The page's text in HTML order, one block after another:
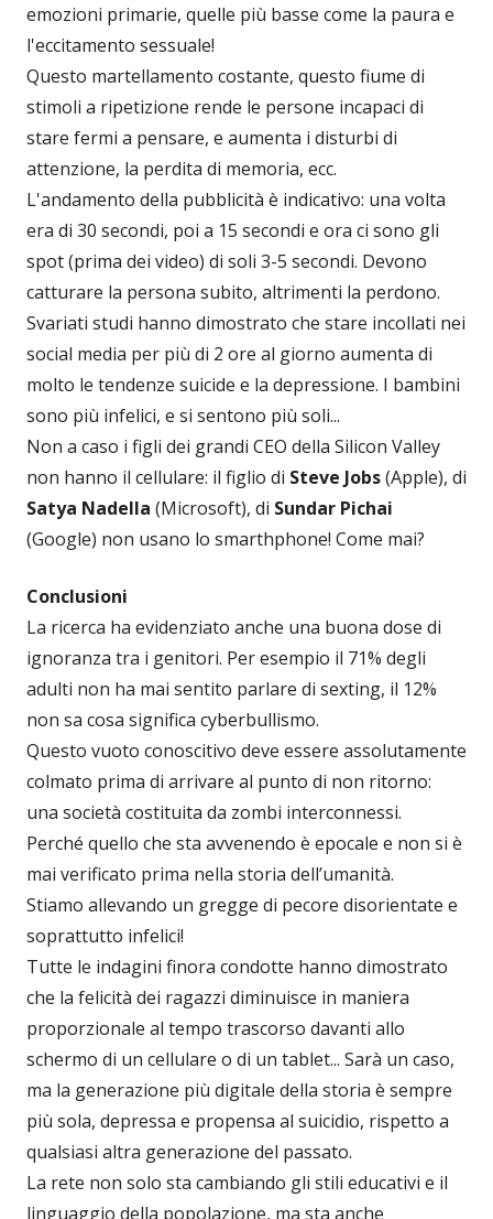
emozioni primarie, quelle più basse come la paura e
l'eccitamento sessuale!
Questo martellamento costante, questo fiume di
stimoli a ripetizione rende le persone incapaci di
stare fermi a pensare, e aumenta i disturbi di
attenzione, la perdita di memoria, ecc.
L'andamento della pubblicità è indicativo: una volta
era di 30 secondi, poi a 15 secondi e ora ci sono gli
spot (prima dei video) di soli 3-5 secondi. Devono
catturare la persona subito, altrimenti la perdono.
Svariati studi hanno dimostrato che stare incollati nei
social media per più di 2 ore al giorno aumenta di
molto le tendenze suicide e la depressione. I bambini
sono più infelici, e si sentono più soli...
Non a caso i figli dei grandi CEO della Silicon Valley
non hanno il cellulare: il figlio di Steve Jobs(Apple), di
Satya Nadella (Microsoft), di Sundar Pichai
(Google) non usano lo smarthphone! Come mai?
Conclusioni
La ricerca ha evidenziato anche una buona dose di
ignoranza tra i genitori. Per esempio il 71% degli
adulti non ha mai sentito parlare di sexting, il 12%
non sa cosa significa cyberbullismo.
Questo vuoto conoscitivo deve essere assolutamente
colmato prima di arrivare al punto di non ritorno:
una società costituita da zombi interconnessi.
Perché quello che sta avvenendo è epocale e non si è
mai verificato prima nella storia dell’umanità.
Stiamo allevando un gregge di pecore disorientate e
soprattutto infelici!
Tutte le indagini finora condotte hanno dimostrato
che la felicità dei ragazzi diminuisce in maniera
proporzionale al tempo trascorso davanti allo
schermo di un cellulare o di un tablet... Sarà un caso,
ma la generazione più digitale della storia è sempre
più sola, depressa e propensa al suicidio, rispetto a
qualsiasi altra generazione del passato.
La rete non solo sta cambiando gli stili educativi e il
linguaggio della popolazione, ma sta anche